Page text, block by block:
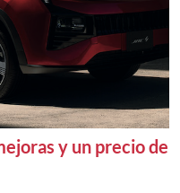
y un precio de